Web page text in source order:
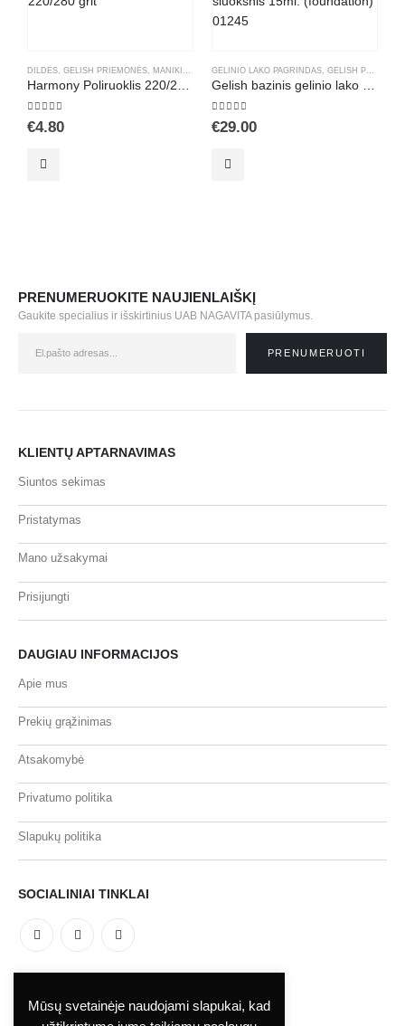
DILDĖS, GELISH PRIEMONĖS, MANIKIŪRAS POLIRUOKLIAI
Harmony Poliruoklis 220/280 grit
5.00out of 5
€4.80
GELINIO LAKO PAGRINDAS, GELISH PRIEMONĖS
Gelish bazinis gelinio lako sluoksnis 15ml. (foundation) 01245
5.00out of 5
€29.00
PRENUMERUOKITE NAUJIENLAIŠKĮ
Gaukite specialius ir išskirtinius UAB NAGAVITA pasiūlymus.
KLIENTŲ APTARNAVIMAS
Siuntos sekimas
Pristatymas
Mano užsakymai
Prisijungti
DAUGIAU INFORMACIJOS
Apie mus
Prekių grąžinimas
Atsakomybė
Privatumo politika
Slapukų politika
SOCIALINIAI TINKLAI
Mūsų svetainėje naudojami slapukai, kad